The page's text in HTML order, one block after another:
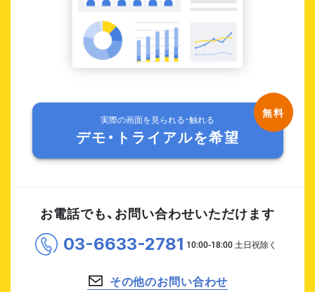
実際の画面を見られる・触れる
デモ・トライアルを希望
お電話でも、お問い合わせいただけます
03-6633-2781
その他のお問い合わせ